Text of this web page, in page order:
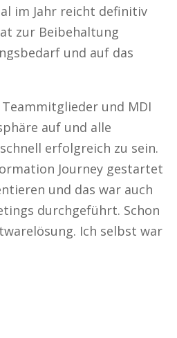
im Jahr reicht definitiv
zur Beibehaltung
und auf das
und MDI
auf und alle
erfolgreich zu sein.
Journey gestartet
und das war auch
durchgeführt. Schon
Ich selbst war